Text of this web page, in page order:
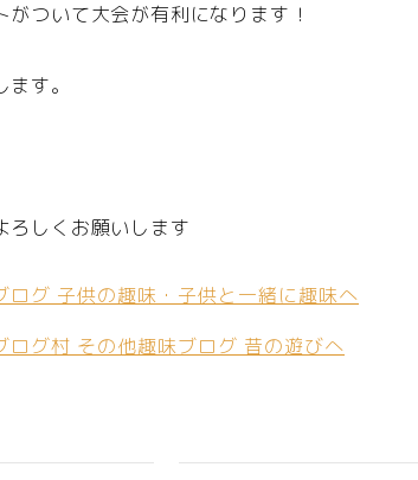
ついて大会が有利になります！
す。
ろしくお願いします